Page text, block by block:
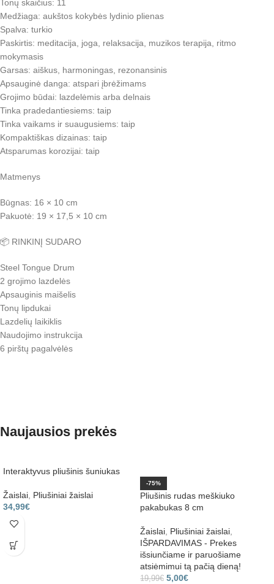
Tonų skaičius: 11
Medžiaga: aukštos kokybės lydinio plienas
Spalva: turkio
Paskirtis: meditacija, joga, relaksacija, muzikos terapija, ritmo
mokymasis
Garsas: aiškus, harmoningas, rezonansinis
Apsauginė danga: atspari įbrėžimams
Grojimo būdai: lazdelėmis arba delnais
Tinka pradedantiesiems: taip
Tinka vaikams ir suaugusiems: taip
Kompaktiškas dizainas: taip
Atsparumas korozijai: taip
Matmenys
Būgnas: 16 × 10 cm
Pakuotė: 19 × 17,5 × 10 cm
📦 RINKINĮ SUDARO
Steel Tongue Drum
2 grojimo lazdelės
Apsauginis maišelis
Tonų lipdukai
Lazdelių laikiklis
Naudojimo instrukcija
6 pirštų pagalvėlės
Naujausios prekės
Interaktyvus pliušinis šuniukas
Žaislai Pliušiniai žaislai
34,99€
-75%
Pliušinis rudas meškiuko
pakabukas 8 cm
Žaislai, Pliušiniai žaislai,
IŠPARDAVIMAS - Prekes
išsiunčiame ir paruošiame
atsiėmimui tą pačią dieną!
19,99€ 5,00€